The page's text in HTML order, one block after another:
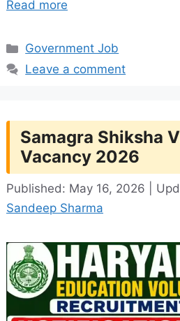
Read more
Categories
Government Job
Leave a comment
Samagra Shiksha
Vacancy 2026
Published: May 16, 2026 |
Sandeep Sharma